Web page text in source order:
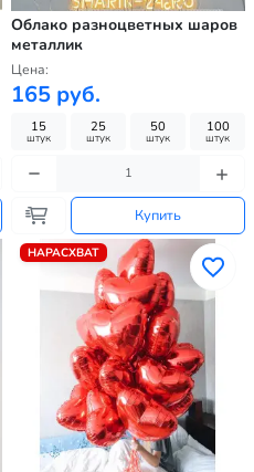
Облако разноцветных шаров
металлик
Цена:
165 руб.
15
штук
25
штук
50
штук
100
штук
Купить
НАРАСХВАТ